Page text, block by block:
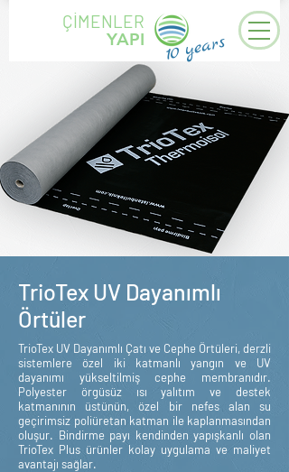
ÇİMENLER
YAPI
10years
TrioTex UV Dayanımlı
Örtüler
TrioTex UV Dayanımlı Çatı ve Cephe Örtüleri, derzli
sistemlere özel iki katmanlı yangın ve UV
dayanımı yükseltilmiş cephe membranıdır.
Polyester örgüsüz ısı yalıtım ve destek
katmanının üstünün, özel bir nefes alan su
geçirimsiz poliüretan katman ile kaplanmasından
oluşur. Bindirme payı kendinden yapışkanlı olan
TrioTex Plus ürünler kolay uygulama ve maliyet
avantajı sağlar.